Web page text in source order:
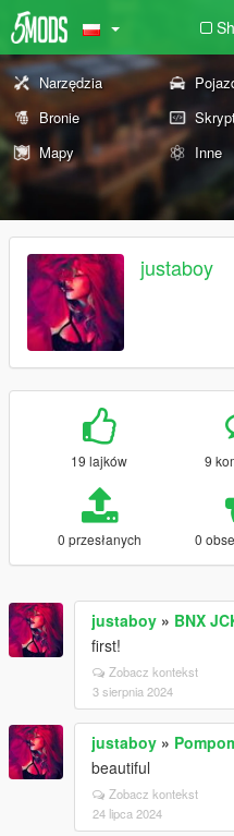
Narzędzia
Bronie
Mapy
Inne
justaboy
19 lajków 9
0 przesłanych 0
justaboy » BNX
first!
Zobacz kontekst
3 sierpnia 2024
justaboy »
beautiful
Zobacz kontekst
24 lipca 2024